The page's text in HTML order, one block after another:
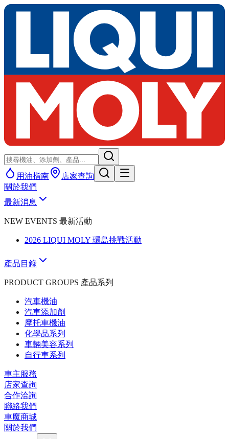
用油指南
店家查詢
關於我們
最新消息
NEW EVENTS 最新活動
2026 LIQUI MOLY 環島挑戰活動
產品目錄
PRODUCT GROUPS 產品系列
汽車機油
汽車添加劑
摩托車機油
化學品系列
車輛美容系列
自行車系列
車主服務
店家查詢
合作洽詢
聯絡我們
車魔商城
關於我們